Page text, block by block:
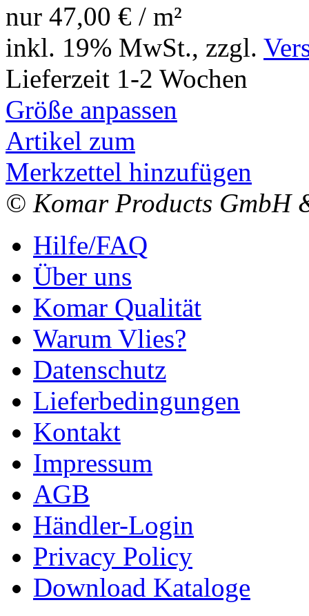
nur 47,00 € / m²
inkl. 19% MwSt., zzgl.
Lieferzeit 1-2 Wochen
Größe anpassen
Artikel zum
Merkzettel hinzufügen
© Komar Products GmbH
Hilfe/FAQ
Über uns
Komar Qualität
Warum Vlies?
Datenschutz
Lieferbedingungen
Kontakt
Impressum
AGB
Händler-Login
Privacy Policy
Download Kataloge